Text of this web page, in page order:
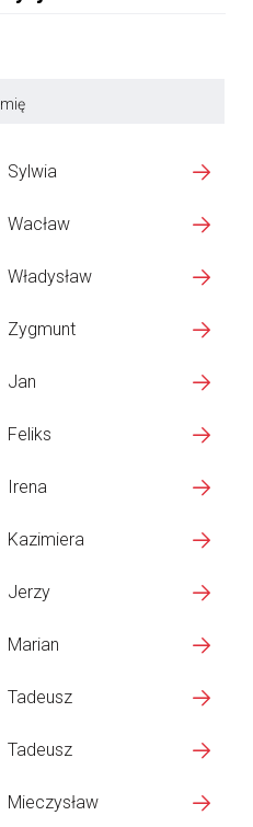
Imię
Sylwia
Wacław
Władysław
Zygmunt
Jan
Feliks
Irena
Kazimiera
Jerzy
Marian
Tadeusz
Tadeusz
Mieczysław